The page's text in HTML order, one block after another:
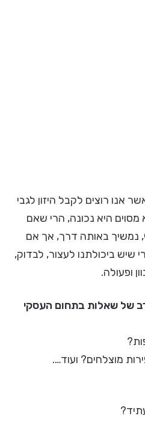
רוצים לקבל היזון לגבי
היא נכונה, הרי שאם
נמשיך באותה דרך, אך אם
שיש ביכולתנו לעצור, לבדוק,
ופעולה.
של שאלות בתחום העסקי
מוצלחים? ועוד….